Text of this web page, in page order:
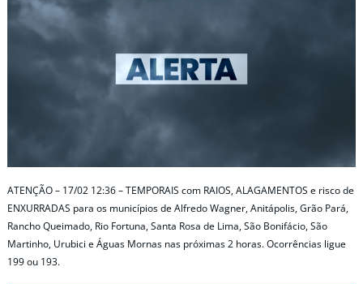
ATENÇÃO – 17/02 12:36 – TEMPORAIS com RAIOS, ALAGAMENTOS e risco de
ENXURRADAS para os municípios de Alfredo Wagner, Anitápolis, Grão Pará,
Rancho Queimado, Rio Fortuna, Santa Rosa de Lima, São Bonifácio, São
Martinho, Urubici e Águas Mornas nas próximas 2 horas. Ocorrências ligue
199 ou 193.